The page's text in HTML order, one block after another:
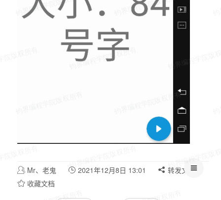
Mr、老鬼 2021年12月8日 13:01
转发文档
收藏文档